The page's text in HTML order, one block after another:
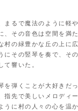
まるで魔法のように軽
、その音色は空間を満
村の緑豊かな丘の上に
にその竪琴を奏で、そ
て響いた。
を弾くことが大好きだ
指先で美しいメロディ
うに村の人々の心を温